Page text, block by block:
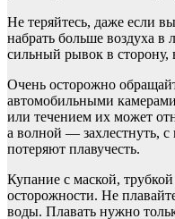
Не теряйтесь, даже если
набрать больше воздуха в
сильный рывок в сторону,
Очень осторожно
автомобильными
или течением их может
а волной — захлестнуть,
потеряют плавучесть.
Купание с маской,
осторожности. Не
воды. Плавать нужно